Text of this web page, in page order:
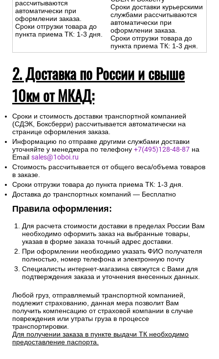
рассчитываются
автоматически при
оформлении заказа.
Сроки отгрузки товара до
пункта приема ТК: 1-3 дня.
Сроки доставки курьерскими
службами рассчитываются
автоматически при
оформлении заказа.
Сроки отгрузки товара до
пункта приема ТК: 1-3 дня.
2. Доставка по России и свыше
10км от МКАД:
Сроки и стоимость доставки транспортной компанией
(СДЭК, Боксберри) рассчитывается автоматически на
странице оформления заказа.
Информацию по отправке другими службами доставки
уточняйте у менеджера по телефону +7(495)128-48-87 на
Email sales@1oboi.ru
Стоимость рассчитывается от общего веса/объема товаров
в заказе.
Сроки отгрузки товара до пункта приема ТК: 1-3 дня.
Доставка до транспортных компаний — Бесплатно
Правила оформления:
Для расчета стоимости доставки в пределах России Вам
необходимо оформить заказ на выбранные товары,
указав в форме заказа точный адрес доставки.
При оформлении необходимо указать ФИО получателя
полностью, номер телефона и электронную почту
Специалисты интернет-магазина свяжутся с Вами для
подтверждения заказа и уточнения внесенных данных.
Любой груз, отправляемый транспортной компанией,
подлежит страхованию, данная мера позволит Вам
получить компенсацию от страховой компании в случае
повреждения или утраты груза в процессе
транспортировки.
Для получении заказа в пункте выдачи ТК необходимо
предоставление паспорта.